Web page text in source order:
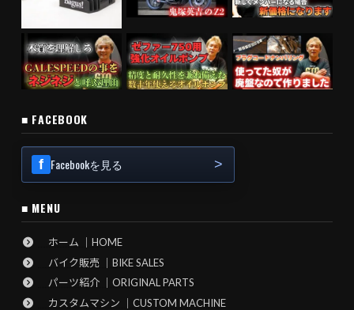
■ FACEBOOK
Facebookを見る
■ MENU
ホーム ｜HOME
バイク販売 ｜BIKE SALES
パーツ紹介 ｜ORIGINAL PARTS
カスタムマシン ｜CUSTOM MACHINE